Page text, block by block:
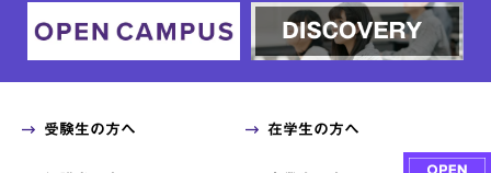
受験生の方へ 在学生の方へ